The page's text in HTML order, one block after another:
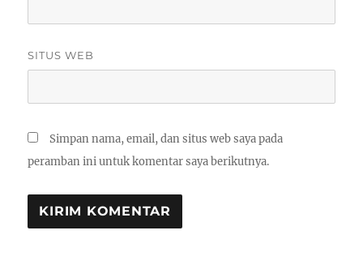
SITUS WEB
Simpan nama, email, dan situs web saya pada
peramban ini untuk komentar saya berikutnya.